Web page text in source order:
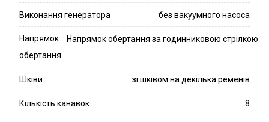
Виконання генератора без вакуумного насоса
Напрямок
обертання
Напрямок обертання за годинниковою стрілкою
Шківи зі шківом на декілька ременів
Кількість канавок 8